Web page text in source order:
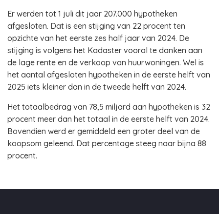
Er werden tot 1 juli dit jaar 207.000 hypotheken
afgesloten. Dat is een stijging van 22 procent ten
opzichte van het eerste zes half jaar van 2024. De
stijging is volgens het Kadaster vooral te danken aan
de lage rente en de verkoop van huurwoningen. Wel is
het aantal afgesloten hypotheken in de eerste helft van
2025 iets kleiner dan in de tweede helft van 2024.
Het totaalbedrag van 78,5 miljard aan hypotheken is 32
procent meer dan het totaal in de eerste helft van 2024.
Bovendien werd er gemiddeld een groter deel van de
koopsom geleend. Dat percentage steeg naar bijna 88
procent.